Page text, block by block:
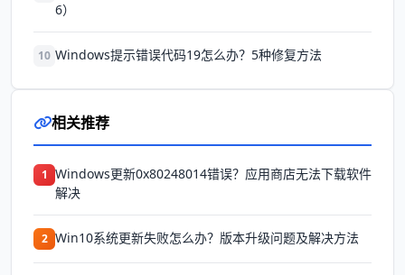
6）
10 Windows提示错误代码19怎么办？5种修复方法
相关推荐
1 Windows更新0x80248014错误？应用商店无法下载软件
解决
2 Win10系统更新失败怎么办？版本升级问题及解决方法